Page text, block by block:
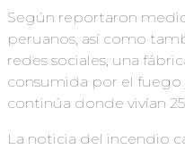
Según reportaron
peruanos, así como
redes sociales, una
consumida por el fuego
continúa donde vivían
La noticia del incendio